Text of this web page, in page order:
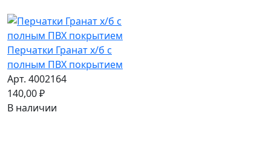
Перчатки Гранат х/б с
полным ПВХ покрытием
Арт. 4002164
140,00 ₽
В наличии